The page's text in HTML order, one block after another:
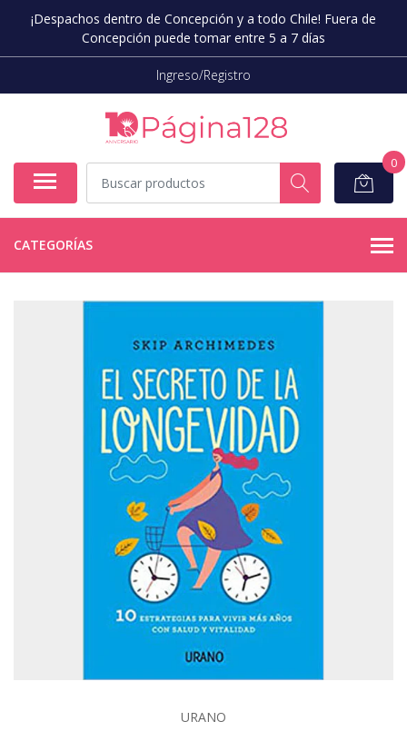
¡Despachos dentro de Concepción y a todo Chile! Fuera de
Concepción puede tomar entre 5 a 7 días
Ingreso/Registro
0
CATEGORÍAS
URANO